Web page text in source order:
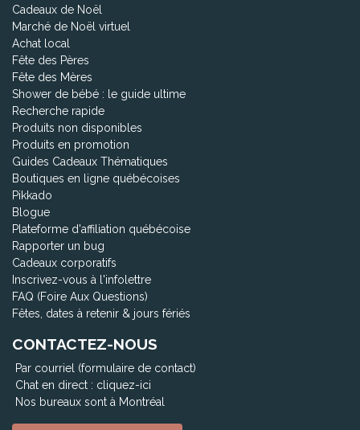
Cadeaux de Noël
Marché de Noël virtuel
Achat local
Fête des Pères
Fête des Mères
Shower de bébé : le guide ultime
Recherche rapide
Produits non disponibles
Produits en promotion
Guides Cadeaux Thématiques
Boutiques en ligne québécoises
Pikkado
Blogue
Plateforme d'affiliation québécoise
Rapporter un bug
Cadeaux corporatifs
Inscrivez-vous à l'infolettre
FAQ (Foire Aux Questions)
Fêtes, dates à retenir & jours fériés
CONTACTEZ-NOUS
Par courriel (formulaire de contact)
Chat en direct : cliquez-ici
Nos bureaux sont à Montréal